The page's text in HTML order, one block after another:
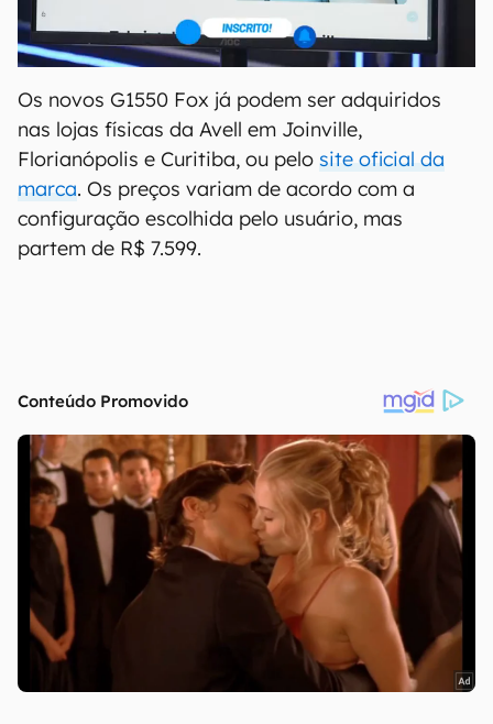
Os novos G1550 Fox já podem ser adquiridos
nas lojas físicas da Avell em Joinville,
Florianópolis e Curitiba, ou pelo site oficial da
marca. Os preços variam de acordo com a
configuração escolhida pelo usuário, mas
partem de R$ 7.599.